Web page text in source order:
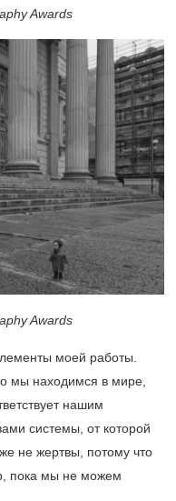
Awards
Awards
моей работы.
мы находимся в мире,
нашим
системы, от которой
не жертвы, потому что
пока мы не можем